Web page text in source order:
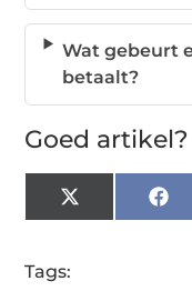
Wat gebeurt
betaalt?
Goed
X
(Twitter)
Tags: